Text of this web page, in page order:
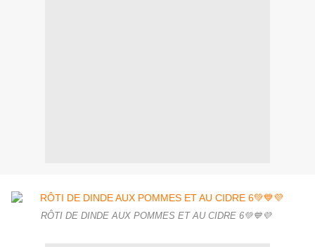
RÔTI DE DINDE AUX POMMES ET AU CIDRE 6💚💙💜